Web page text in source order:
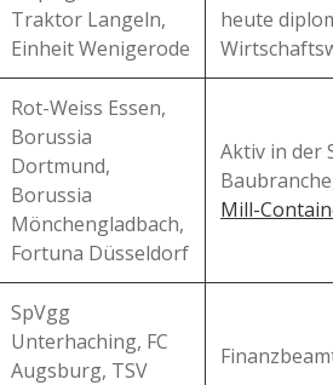
Traktor Langeln,
Einheit Wenigerode
heute
Rot-Weiss Essen,
Borussia
Dortmund,
Borussia
Mönchengladbach,
Fortuna Düsseldorf
Aktiv in der
Mill-
SpVgg
Unterhaching, FC
Augsburg, TSV